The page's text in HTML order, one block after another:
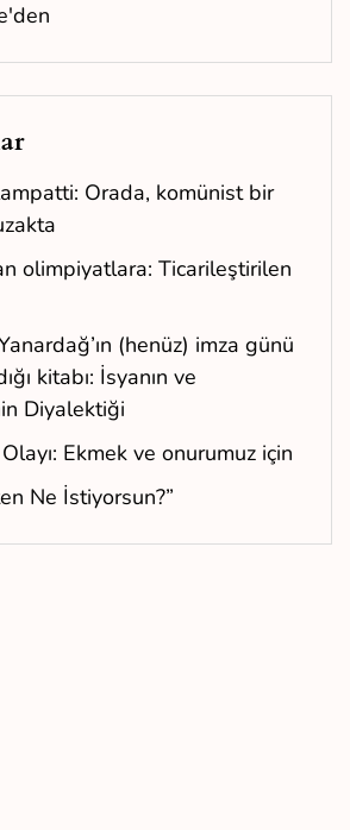
Orada, komünist bir
olimpiyatlara: Ticarileştirilen
(henüz) imza günü
kitabı: İsyanın ve
Diyalektiği
Ekmek ve onurumuz için
Ne İstiyorsun?”